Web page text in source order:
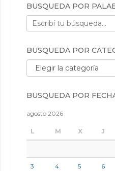
BÚSQUEDA POR
BÚSQUEDA POR
Búsqueda por categorías:
BÚSQUEDA POR
agosto 2026
L M X J
3 4 5 6